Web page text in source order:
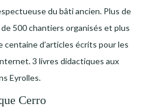
du bâti ancien. Plus de
500 chantiers organisés et plus
centaine d’articles écrits pour les
3 livres didactiques aux
Eyrolles.
Cerro